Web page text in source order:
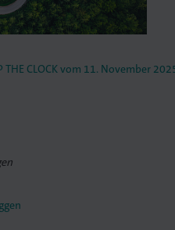
THE CLOCK vom 11. November